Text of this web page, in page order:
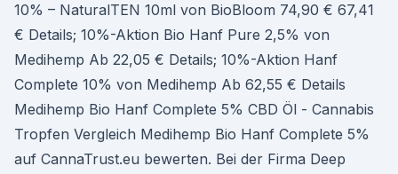
10% – NaturalTEN 10ml von BioBloom 74,90 € 67,41
€ Details; 10%-Aktion Bio Hanf Pure 2,5% von
Medihemp Ab 22,05 € Details; 10%-Aktion Hanf
Complete 10% von Medihemp Ab 62,55 € Details
Medihemp Bio Hanf Complete 5% CBD Öl - Cannabis
Tropfen Vergleich Medihemp Bio Hanf Complete 5%
auf CannaTrust.eu bewerten. Bei der Firma Deep